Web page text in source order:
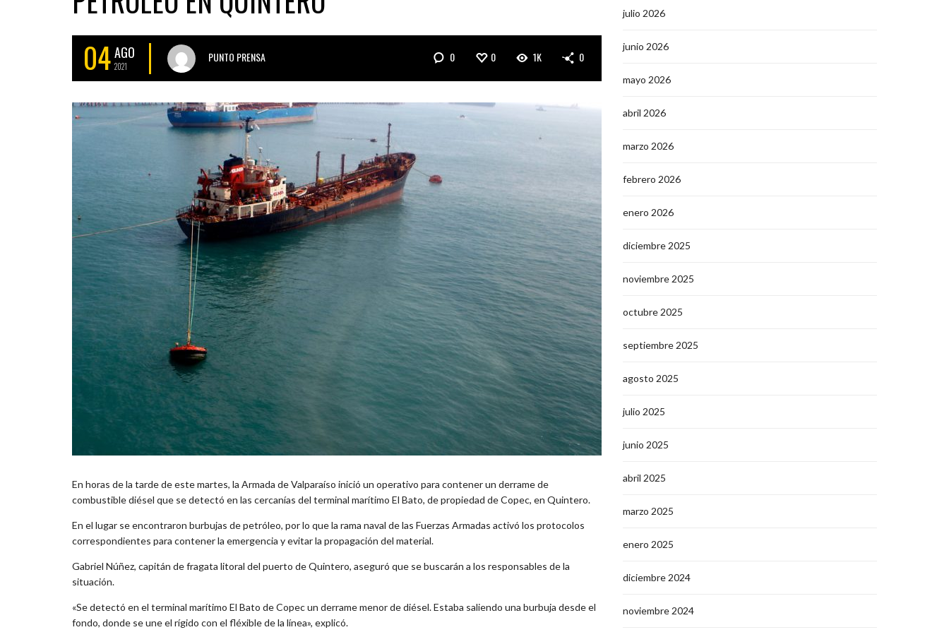
04 AGO
2021
PUNTO PRENSA 0 0 1K 0
En horas de la tarde de este martes, la Armada de Valparaíso inició un operativo para contener un derrame de
combustible diésel que se detectó en las cercanías del terminal marítimo El Bato, de propiedad de Copec, en Quintero.
En el lugar se encontraron burbujas de petróleo, por lo que la rama naval de las Fuerzas Armadas activó los protocolos
correspondientes para contener la emergencia y evitar la propagación del material.
Gabriel Núñez, capitán de fragata litoral del puerto de Quintero, aseguró que se buscarán a los responsables de la
situación.
«Se detectó en el terminal marítimo El Bato de Copec un derrame menor de diésel. Estaba saliendo una burbuja desde el
fondo, donde se une el rígido con el fléxible de la línea», explicó.
julio 2026
junio 2026
mayo 2026
abril 2026
marzo 2026
febrero 2026
enero 2026
diciembre 2025
noviembre 2025
octubre 2025
septiembre 2025
agosto 2025
julio 2025
junio 2025
abril 2025
marzo 2025
enero 2025
diciembre 2024
noviembre 2024